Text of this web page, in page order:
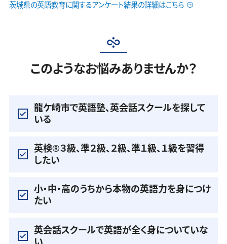
茨城県の英語教育に関するアンケート結果の詳細はこちら
このようなお悩みありませんか？
龍ケ崎市で英語塾、英会話スクールを探して
いる
英検®️３級、準２級、２級、準１級、１級を習得
したい
小・中・高のうちから本物の英語力を身につけ
たい
英会話スクールで英語が全く身についていな
い